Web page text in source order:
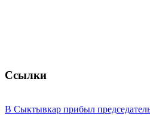
Ссылки
В Сыктывкар прибыл